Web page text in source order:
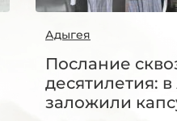
Адыгея
Послание
десятилетия:
заложили